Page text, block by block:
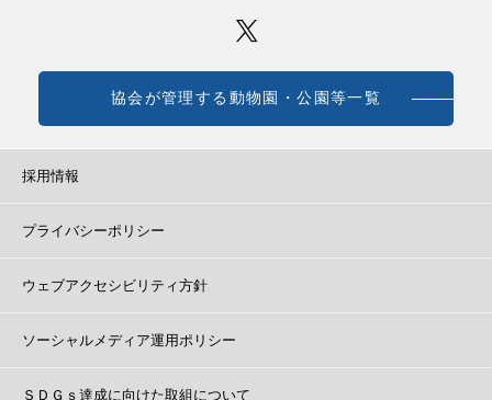
協会が管理する動物園・公園等一覧
採用情報
プライバシーポリシー
ウェブアクセシビリティ方針
ソーシャルメディア運用ポリシー
ＳＤＧｓ達成に向けた取組について